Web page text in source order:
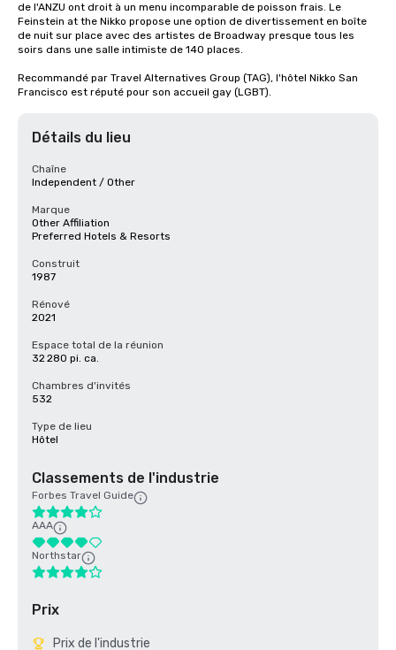
de l'ANZU ont droit à un menu incomparable de poisson frais. Le
Feinstein at the Nikko propose une option de divertissement en boîte
de nuit sur place avec des artistes de Broadway presque tous les
soirs dans une salle intimiste de 140 places.
Recommandé par Travel Alternatives Group (TAG), l'hôtel Nikko San
Francisco est réputé pour son accueil gay (LGBT).
Détails du lieu
Chaîne
Independent / Other
Marque
Other Affiliation
Preferred Hotels & Resorts
Construit
1987
Rénové
2021
Espace total de la réunion
32 280 pi. ca.
Chambres d'invités
532
Type de lieu
Hôtel
Classements de l'industrie
Forbes Travel Guide
AAA
Northstar
Prix
Prix de l'industrie